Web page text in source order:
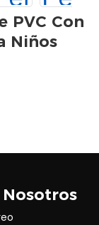
PVC Con
Niños